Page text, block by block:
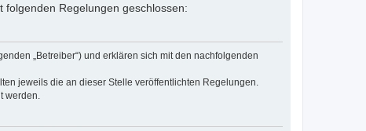
folgenden Regelungen geschlossen:
„Betreiber“) und erklären sich mit den nachfolgenden
jeweils die an dieser Stelle veröffentlichten Regelungen.
werden.